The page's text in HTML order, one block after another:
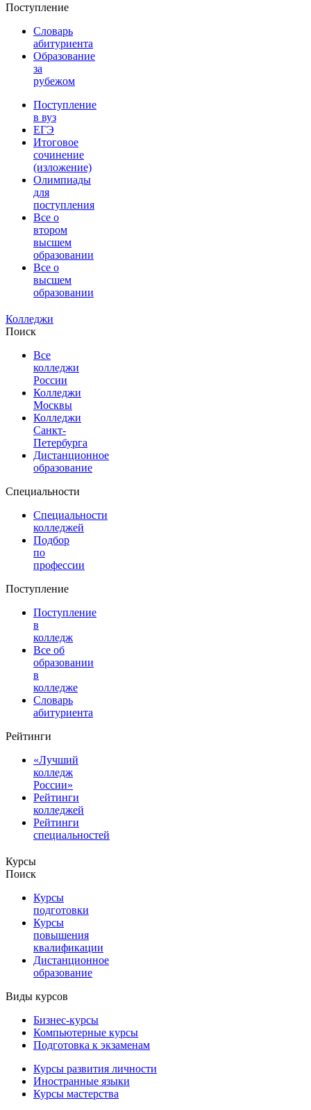
Поступление
Словарь
абитуриента
Образование
за
рубежом
Поступление
в вуз
ЕГЭ
Итоговое
сочинение
(изложение)
Олимпиады
для
поступления
Все о
втором
высшем
образовании
Все о
высшем
образовании
Колледжи
Поиск
Все
колледжи
России
Колледжи
Москвы
Колледжи
Санкт-
Петербурга
Дистанционное
образование
Специальности
Специальности
колледжей
Подбор
по
профессии
Поступление
Поступление
в
колледж
Все об
образовании
в
колледже
Словарь
абитуриента
Рейтинги
«Лучший
колледж
России»
Рейтинги
колледжей
Рейтинги
специальностей
Курсы
Поиск
Курсы
подготовки
Курсы
повышения
квалификации
Дистанционное
образование
Виды курсов
Бизнес-курсы
Компьютерные курсы
Подготовка к экзаменам
Курсы развития личности
Иностранные языки
Курсы мастерства